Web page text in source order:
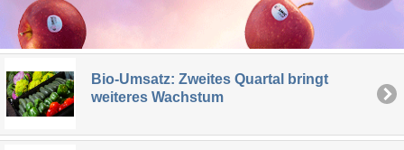
Bio-Umsatz: Zweites Quartal bringt
weiteres Wachstum